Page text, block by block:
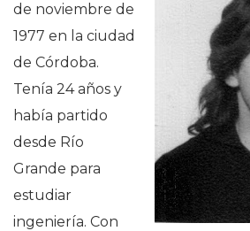
de noviembre de
1977 en la ciudad
de Córdoba.
Tenía 24 años y
había partido
desde Río
Grande para
estudiar
ingeniería. Con